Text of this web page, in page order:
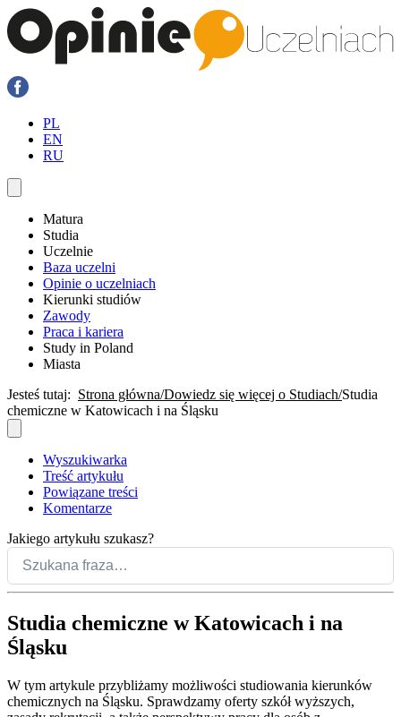
PL
EN
RU
Matura
Studia
Uczelnie
Baza uczelni
Opinie o uczelniach
Kierunki studiów
Zawody
Praca i kariera
Study in Poland
Miasta
Jesteś tutaj: Strona główna Dowiedz się więcej o Studiach Studia
chemiczne w Katowicach i na Śląsku
Wyszukiwarka
Treść artykułu
Powiązane treści
Komentarze
Jakiego artykułu szukasz?
Studia chemiczne w Katowicach i na
Śląsku
W tym artykule przybliżamy możliwości studiowania kierunków
chemicznych na Śląsku. Sprawdzamy oferty szkół wyższych,